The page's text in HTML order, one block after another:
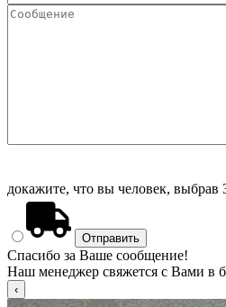
докажите, что вы человек, выбрав
Спасибо за Ваше сообщение!
Наш менеджер свяжется с Вами в